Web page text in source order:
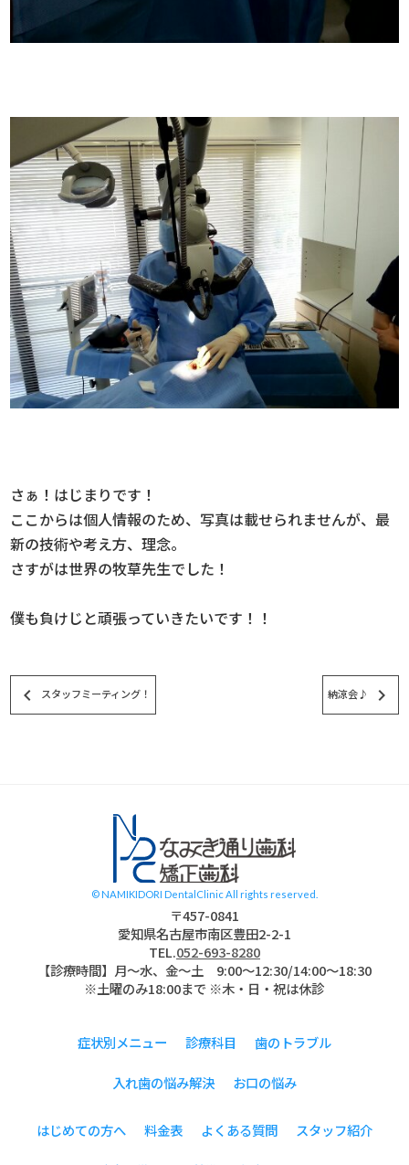
さぁ！はじまりです！
ここからは個人情報のため、写真は載せられませんが、最
新の技術や考え方、理念。
さすがは世界の牧草先生でした！
僕も負けじと頑張っていきたいです！！
keyboard_arrow_left スタッフミーティング！ 納涼会♪ keyboard_arrow_right
© NAMIKIDORI DentalClinic All rights reserved.
〒457-0841
愛知県名古屋市南区豊田2-2-1
TEL.052-693-8280
【診療時間】月〜水、金～土 9:00〜12:30/14:00～18:30
※土曜のみ18:00まで ※木・日・祝は休診
症状別メニュー 診療科目 歯のトラブル
入れ歯の悩み解決 お口の悩み
はじめての方へ 料金表 よくある質問 スタッフ紹介